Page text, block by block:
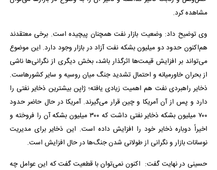
مشاهده کرد.
وی توضیح داد: وضعیت بازار نفت همچنان پیچیده است. برخی معتقدند
هم‌اکنون حدود دو میلیون بشکه نفت آزاد در بازار وجود دارد. این موضوع
می‌تواند بر افزایش قیمت‌ها اثرگذار باشد، بخش دیگری از نگرانی‌ها ناشی
از بحران خاورمیانه و احتمال تشدید جنگ میان روسیه و سایر کشورهاست.
ذخایر راهبردی نفت هم اهمیت زیادی یافته؛ ژاپن بیشترین ذخایر نفتی را
دارد و پس از آن آمریکا و چین قرار می‌گیرند. آمریکا در حال حاضر حدود
۷۰۰ میلیون بشکه ذخایر نفتی داشت که ۳۰۰ میلیون بشکه آن را فروخته و
اخیراً دوباره ذخایر خود را افزایش داده است. این ذخایر برای مدیریت
نوسانات بازار و نگرانی از طولانی شدن جنگ‌ها در حال افزایش است.
حسینی در نهایت گفت: اکنون نمی‌توان با قطعیت گفت که این عوامل چه